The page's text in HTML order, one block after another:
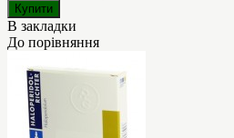
В закладки
До порівняння